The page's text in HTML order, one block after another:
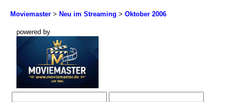
Moviemaster > Neu im Streaming > Oktober 2006
powered by